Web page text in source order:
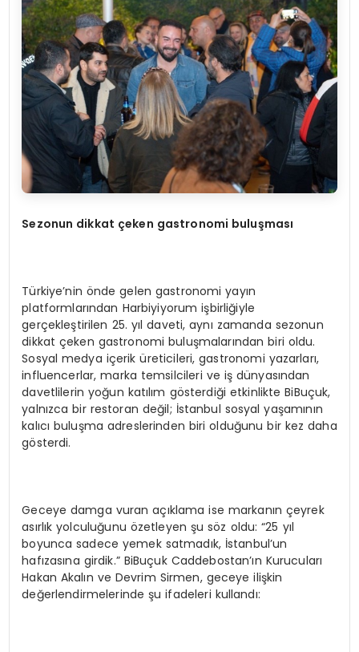
Sezonun dikkat çeken gastronomi buluşması
Türkiye’nin önde gelen gastronomi yayın
platformlarından Harbiyiyorum işbirliğiyle
gerçekleştirilen 25. yıl daveti, aynı zamanda sezonun
dikkat çeken gastronomi buluşmalarından biri oldu.
Sosyal medya içerik üreticileri, gastronomi yazarları,
influencerlar, marka temsilcileri ve iş dünyasından
davetlilerin yoğun katılım gösterdiği etkinlikte BiBuçuk,
yalnızca bir restoran değil; İstanbul sosyal yaşamının
kalıcı buluşma adreslerinden biri olduğunu bir kez daha
gösterdi.
Geceye damga vuran açıklama ise markanın çeyrek
asırlık yolculuğunu özetleyen şu söz oldu: “25 yıl
boyunca sadece yemek satmadık, İstanbul’un
hafızasına girdik.” BiBuçuk Caddebostan’ın Kurucuları
Hakan Akalın ve Devrim Sirmen, geceye ilişkin
değerlendirmelerinde şu ifadeleri kullandı: